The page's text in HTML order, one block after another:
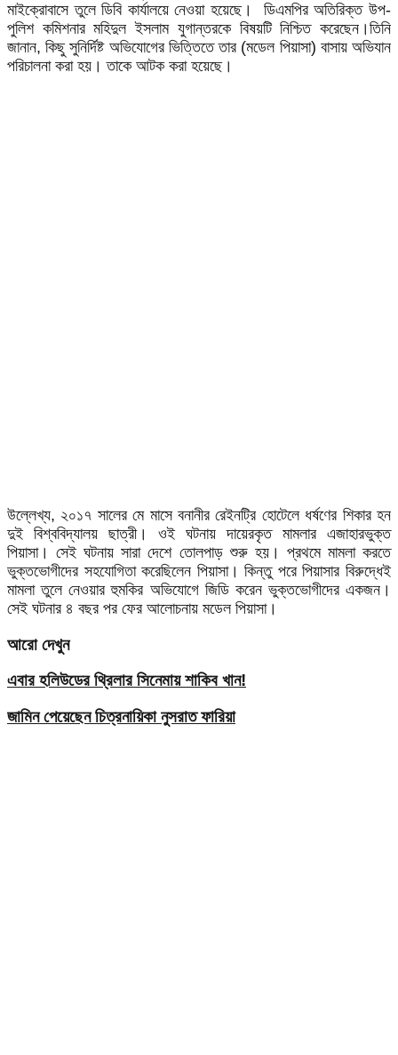
মাইক্রোবাসে তুলে ডিবি কার্যালয়ে নেওয়া হয়েছে। ডিএমপির অতিরিক্ত উপ-
পুলিশ কমিশনার মহিদুল ইসলাম যুগান্তরকে বিষয়টি নিশ্চিত করেছেন।তিনি
জানান, কিছু সুনির্দিষ্ট অভিযোগের ভিত্তিতে তার (মডেল পিয়াসা) বাসায় অভিযান
পরিচালনা করা হয়। তাকে আটক করা হয়েছে।
উল্লেখ্য, ২০১৭ সালের মে মাসে বনানীর রেইনট্রি হোটেলে ধর্ষণের শিকার হন
দুই বিশ্ববিদ্যালয় ছাত্রী। ওই ঘটনায় দায়েরকৃত মামলার এজাহারভুক্ত
পিয়াসা। সেই ঘটনায় সারা দেশে তোলপাড় শুরু হয়। প্রথমে মামলা করতে
ভুক্তভোগীদের সহযোগিতা করেছিলেন পিয়াসা। কিন্তু পরে পিয়াসার বিরুদ্ধেই
মামলা তুলে নেওয়ার হুমকির অভিযোগে জিডি করেন ভুক্তভোগীদের একজন।
সেই ঘটনার ৪ বছর পর ফের আলোচনায় মডেল পিয়াসা।
আরো দেখুন
এবার হলিউডের থ্রিলার সিনেমায় শাকিব খান!
জামিন পেয়েছেন চিত্রনায়িকা নুসরাত ফারিয়া